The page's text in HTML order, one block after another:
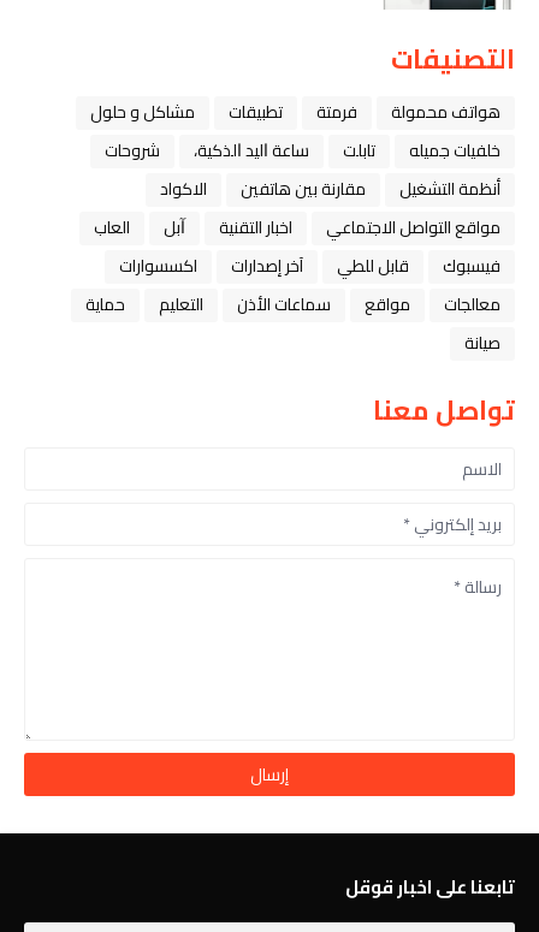
التصنيفات
هواتف محمولة فرمتة تطبيقات
مشاكل و حلول
خلفيات جميله
تابلت ﺳﺎﻋﺔ ﺍﻟﻴﺪ ﺍﻟﺬﻛﻴﺔ،
شروحات
أنظمة التشغيل
مقارنة بين هاتفين
الاكواد
مواقع التواصل الاجتماعي
اخبار التقنية ﺁﺑﻞ
العاب
فيسبوك
قابل للطي آخر إصدارات
اكسسوارات
معالجات
مواقع سماعات الأذن التعليم
حماية
صيانة
تواصل معنا
تابعنا على اخبار قوقل